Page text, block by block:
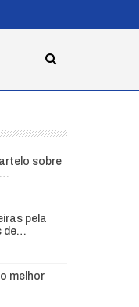
sobre
pela
de…
melhor